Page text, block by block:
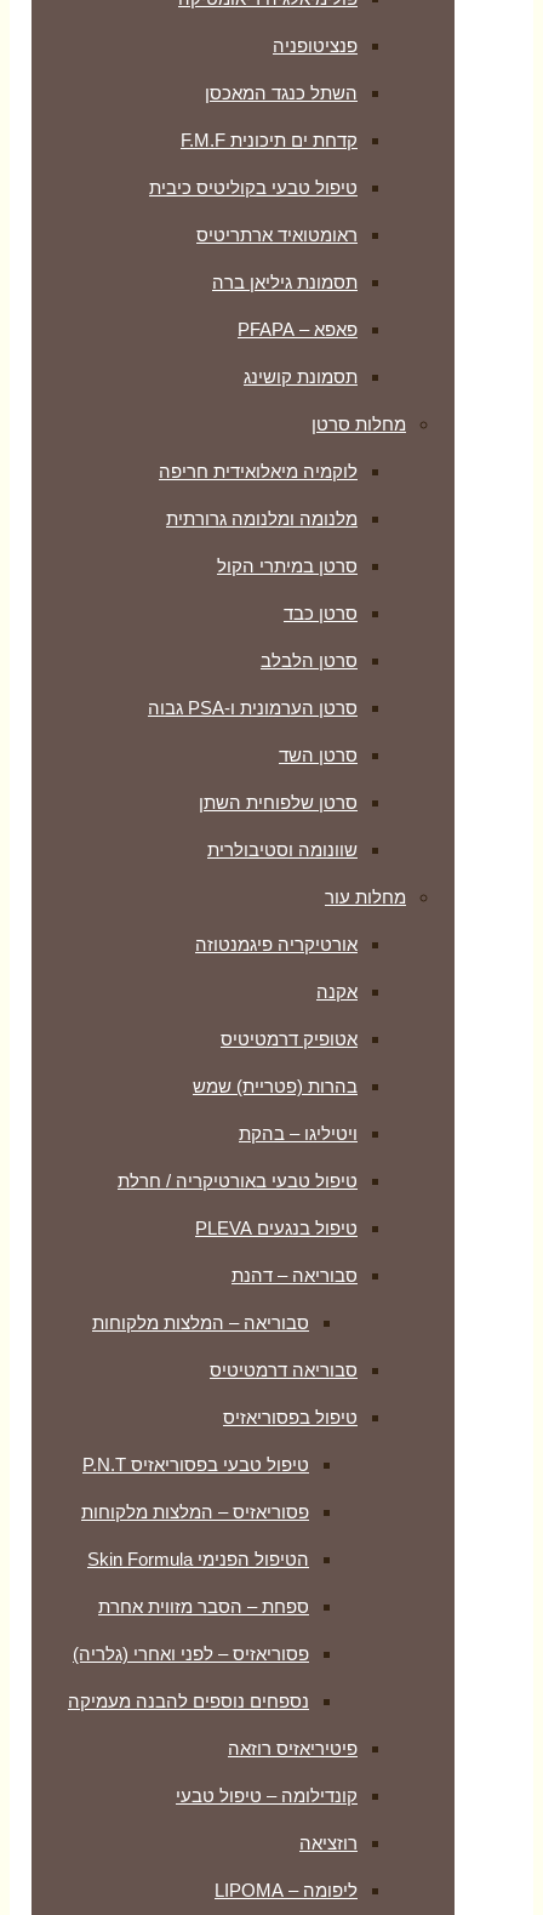
‏פנציטופניה
השתל כנגד המאכסן
קדחת ים תיכונית F.M.F
טיפול טבעי בקוליטיס כיבית
ראומטואיד ארתריטיס
תסמונת גיליאן ברה
פאפא – PFAPA
תסמונת קושינג
מחלות סרטן
לוקמיה מיאלואידית חריפה
מלנומה ומלנומה גרורתית
סרטן במיתרי הקול
סרטן כבד
סרטן הלבלב
סרטן הערמונית ו-PSA גבוה
סרטן השד
סרטן שלפוחית השתן
שוונומה וסטיבולרית
מחלות עור
אורטיקריה פיגמנטוזה
אקנה
אטופיק דרמטיטיס
בהרות (פטריית) שמש
ויטיליגו – בהקת
טיפול טבעי באורטיקריה / חרלת
טיפול בנגעים PLEVA
סבוריאה – דהנת
סבוריאה – המלצות מלקוחות
סבוריאה דרמטיטיס
טיפול בפסוריאזיס
טיפול טבעי בפסוריאזיס P.N.T
פסוריאזיס – המלצות מלקוחות
הטיפול הפנימי Skin Formula
ספחת – הסבר מזווית אחרת
פסוריאזיס – לפני ואחרי (גלריה)
נספחים נוספים להבנה מעמיקה
פיטיריאזיס רוזאה
קונדילומה – טיפול טבעי
רוזציאה
ליפומה – LIPOMA